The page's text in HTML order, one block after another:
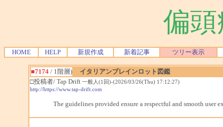
偏
HOME HELP 新規作成 新着記事 ツリー表示
■7174/ 1階層)
イタリアンブレインロット図鑑
□投稿者/ Tap Drift 一般人(1回)-(2026/03/26(Thu) 17:12:27)
http://https://www.tap-drift.com
The guidelines provided ensure a respectful and smooth user